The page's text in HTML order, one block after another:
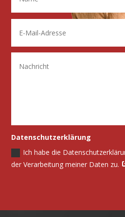
Datenschutzerklärung
Ich habe die
der Verarbeitung meiner Daten zu.